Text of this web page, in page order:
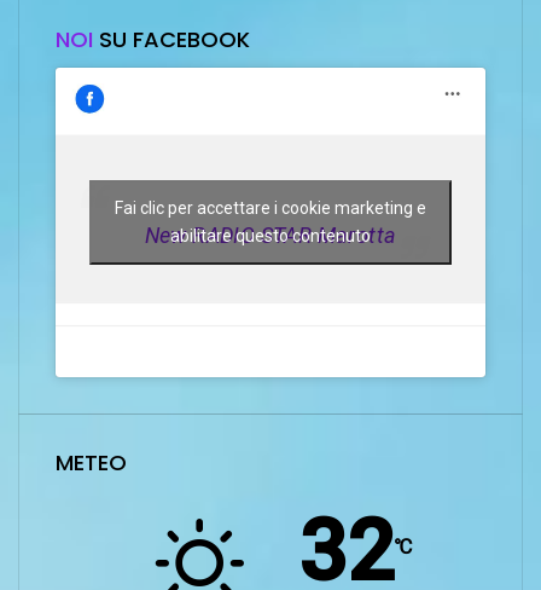
NOI SU FACEBOOK
New RADIO STAR Marotta
Fai clic per accettare i cookie marketing e
abilitare questo contenuto
METEO
32℃